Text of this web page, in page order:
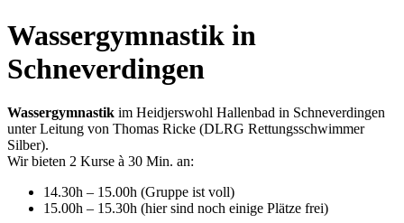
Wassergymnastik in
Schneverdingen
Wassergymnastik im Heidjerswohl Hallenbad in Schneverdingen
unter Leitung von Thomas Ricke (DLRG Rettungsschwimmer
Silber).
Wir bieten 2 Kurse à 30 Min. an:
14.30h – 15.00h (Gruppe ist voll)
15.00h – 15.30h (hier sind noch einige Plätze frei)